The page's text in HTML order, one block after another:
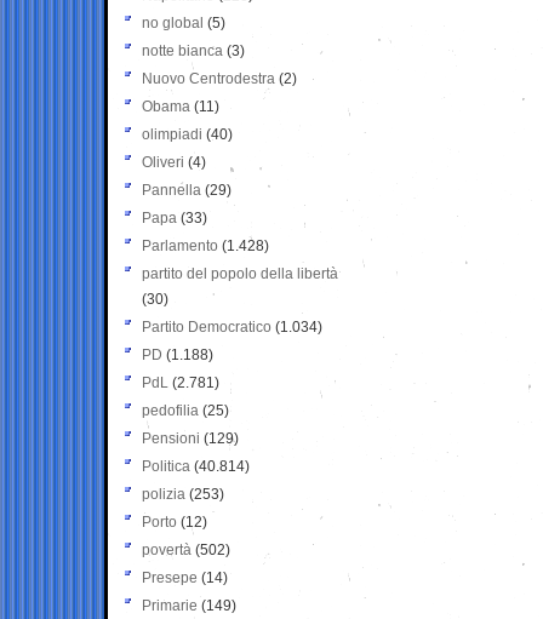
no global (5)
notte bianca (3)
Nuovo Centrodestra (2)
Obama (11)
olimpiadi (40)
Oliveri (4)
Pannella (29)
Papa (33)
Parlamento (1.428)
partito del popolo della libertà
(30)
Partito Democratico (1.034)
PD (1.188)
PdL (2.781)
pedofilia (25)
Pensioni (129)
Politica (40.814)
polizia (253)
Porto (12)
povertà (502)
Presepe (14)
Primarie (149)